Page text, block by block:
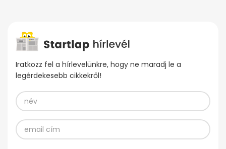
Iratkozz fel a hírlevelünkre, hogy ne maradj le a
legérdekesebb cikkekről!